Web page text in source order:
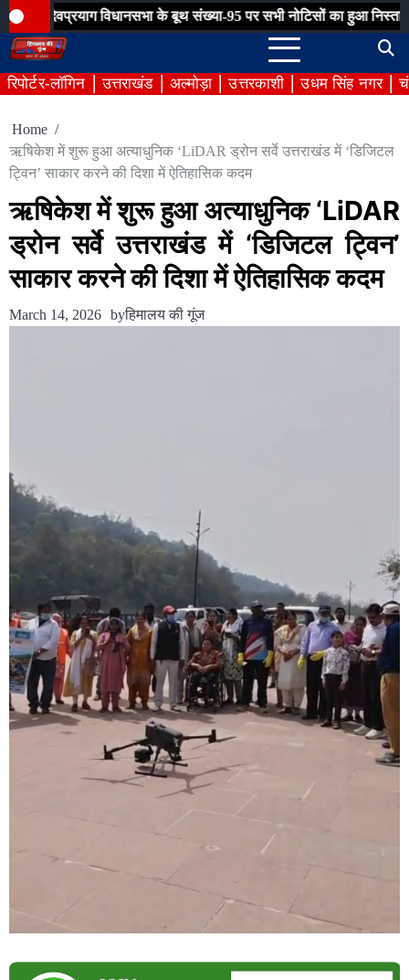
Skip
to
content
विधानसभा के बूथ संख्या-95 पर सभी नोटिसों का हुआ निस्तारण ग्राम
रिपोर्टर-लॉगिन उत्तराखंड अल्मोड़ा उत्तरकाशी उधम सिंह नगर
Home
ऋषिकेश में शुरू हुआ अत्याधुनिक ‘LiDAR ड्रोन सर्वे उत्तराखंड में ‘डिजिटल
ट्विन’ साकार करने की दिशा में ऐतिहासिक कदम
ऋषिकेश में शुरू हुआ अत्याधुनिक ‘LiDAR
ड्रोन सर्वे उत्तराखंड में ‘डिजिटल ट्विन’
साकार करने की दिशा में ऐतिहासिक कदम
March 14, 2026 byहिमालय की गूंज